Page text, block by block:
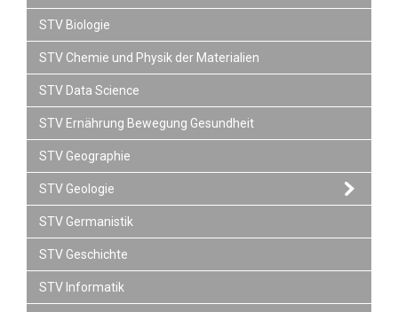
STV Biologie
STV Chemie und Physik der Materialien
STV Data Science
STV Ernährung Bewegung Gesundheit
STV Geographie
STV Geologie
STV Germanistik
STV Geschichte
STV Informatik